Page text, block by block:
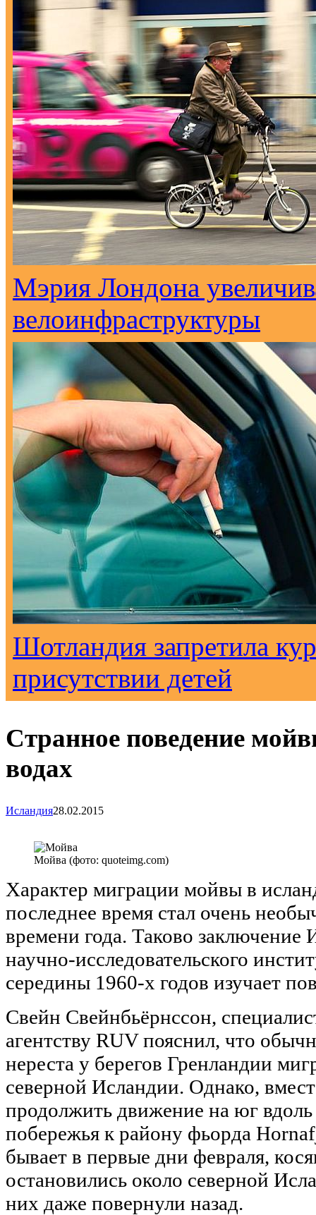
Мэрия Лондона
велоинфраструктуры
Шотландия запретила
присутствии детей
Странное поведение
водах
Исландия28.02.2015
Мойва (фото: quoteimg.com)
Характер миграции мойвы в
последнее время стал очень
времени года. Таково заключение
научно-исследовательского
середины 1960-х годов изучает
Свейн Свейнбьёрнссон,
агентству RUV пояснил, что
нереста у берегов Гренландии
северной Исландии. Однако,
продолжить движение на юг вдоль
побережья к району фьорда
бывает в первые дни февраля,
остановились около северной
них даже повернули назад.